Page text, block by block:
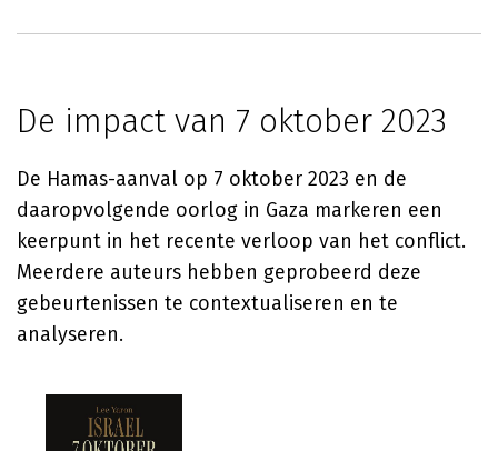
De impact van 7 oktober 2023
De Hamas-aanval op 7 oktober 2023 en de
daaropvolgende oorlog in Gaza markeren een
keerpunt in het recente verloop van het conflict.
Meerdere auteurs hebben geprobeerd deze
gebeurtenissen te contextualiseren en te
analyseren.